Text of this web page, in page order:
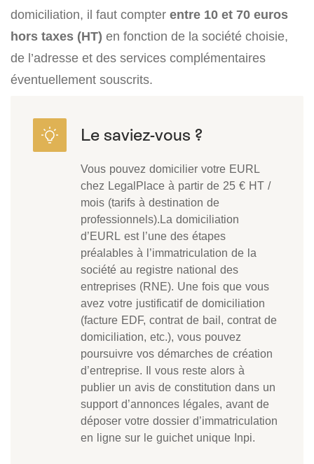
domiciliation, il faut compter entre 10 et 70 euros
hors taxes (HT) en fonction de la société choisie,
de l’adresse et des services complémentaires
éventuellement souscrits.
Vous pouvez domicilier votre EURL
chez LegalPlace à partir de 25 € HT /
mois (tarifs à destination de
professionnels).La domiciliation
d’EURL est l’une des étapes
préalables à l’immatriculation de la
société au registre national des
entreprises (RNE). Une fois que vous
avez votre justificatif de domiciliation
(facture EDF, contrat de bail, contrat de
domiciliation, etc.), vous pouvez
poursuivre vos démarches de création
d’entreprise. Il vous reste alors à
publier un avis de constitution dans un
support d’annonces légales, avant de
déposer votre dossier d’immatriculation
en ligne sur le guichet unique Inpi.